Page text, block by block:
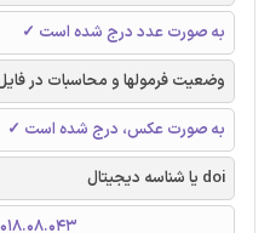
به صورت عدد درج شده است ✓
وضعیت فرمولها و محاسبات در
به صورت عکس، درج شده است ✓
doi یا شناسه دیجیتال